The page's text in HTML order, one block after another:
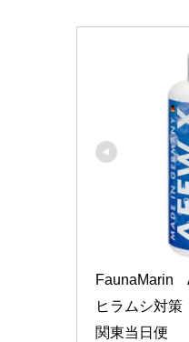
FaunaMarin
ヒラムシ対
関東当日便